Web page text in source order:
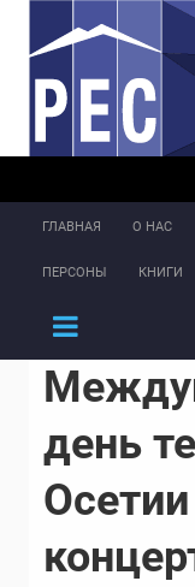
Перейти к
ГЛАВНАЯ О НАС
ПЕРСОНЫ КНИГИ
день